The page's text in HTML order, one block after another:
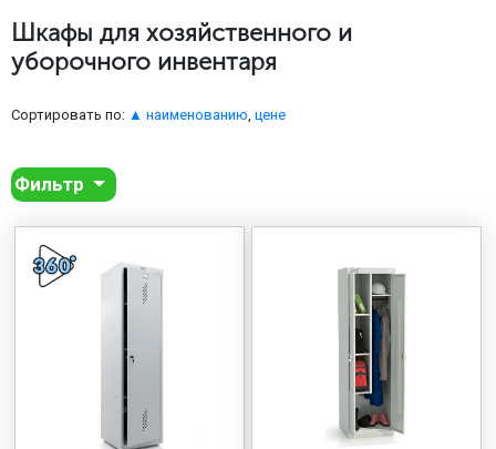
МЕТАЛЛИЧЕСКАЯ МЕБЕЛЬ
ПРОИЗВОДСТВЕННАЯ МЕБЕЛЬ
МЕДИЦИНСКАЯ МЕБЕЛЬ
Шкафы для хозяйственного и
уборочного инвентаря
Сортировать по: ▲ наименованию, цене
Фильтр